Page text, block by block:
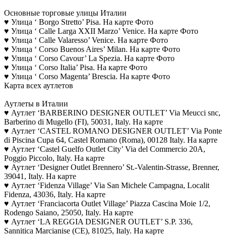
Основные торговые улицы Италии
♥ Улица ‘ Borgo Stretto’ Pisa. На карте Фото
♥ Улица ‘ Calle Larga XXII Marzo’ Venice. На карте Фото
♥ Улица ‘ Calle Valaresso’ Venice. На карте Фото
♥ Улица ‘ Corso Buenos Aires’ Milan. На карте Фото
♥ Улица ‘ Corso Cavour’ La Spezia. На карте Фото
♥ Улица ‘ Corso Italia’ Pisa. На карте Фото
♥ Улица ‘ Corso Magenta’ Brescia. На карте Фото
Карта всех аутлетов
Аутлеты в Италии
♥ Аутлет ‘BARBERINO DESIGNER OUTLET’ Via Meucci snc,
Barberino di Mugello (FI), 50031, Italy. На карте
♥ Аутлет ‘CASTEL ROMANO DESIGNER OUTLET’ Via Ponte
di Piscina Cupa 64, Castel Romano (Roma), 00128 Italy. На карте
♥ Аутлет ‘Castel Guelfo Outlet City’ Via del Commercio 20A,
Poggio Piccolo, Italy. На карте
♥ Аутлет ‘Designer Outlet Brennero’ St.-Valentin-Strasse, Brenner,
39041, Italy. На карте
♥ Аутлет ‘Fidenza Village’ Via San Michele Campagna, Localit
Fidenza, 43036, Italy. На карте
♥ Аутлет ‘Franciacorta Outlet Village’ Piazza Cascina Moie 1/2,
Rodengo Saiano, 25050, Italy. На карте
♥ Аутлет ‘LA REGGIA DESIGNER OUTLET’ S.P. 336,
Sannitica Marcianise (CE), 81025, Italy. На карте